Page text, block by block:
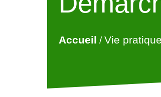
Accueil /Vie pratique